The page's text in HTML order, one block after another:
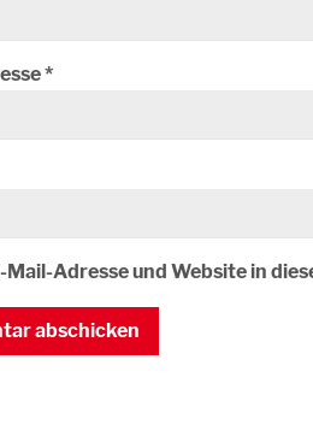
*
Mail-Adresse und Website in